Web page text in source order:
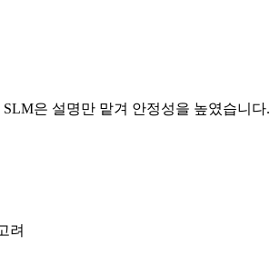
은 설명만 맡겨 안정성을 높였습니다.
려